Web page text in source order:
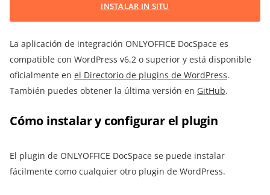
INSTALAR IN SITU
La aplicación de integración ONLYOFFICE DocSpace es
compatible con WordPress v6.2 o superior y está disponible
oficialmente en el Directorio de plugins de WordPress.
También puedes obtener la última versión en GitHub.
Cómo instalar y configurar el plugin
El plugin de ONLYOFFICE DocSpace se puede instalar
fácilmente como cualquier otro plugin de WordPress.